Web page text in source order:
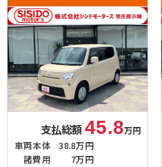
支払総額45.8万円
車両本体
38.8万円
諸費用
7万円